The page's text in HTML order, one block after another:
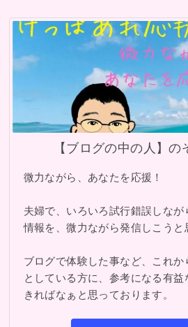
【ブログの中の人】の
微力ながら、あなたを応援！
夫婦で、いろいろ試行錯誤しな
情報を、微力ながら発信しこうと
ブログで体験した事など、これか
としている方に、参考になる有
きればなぁと思っております。